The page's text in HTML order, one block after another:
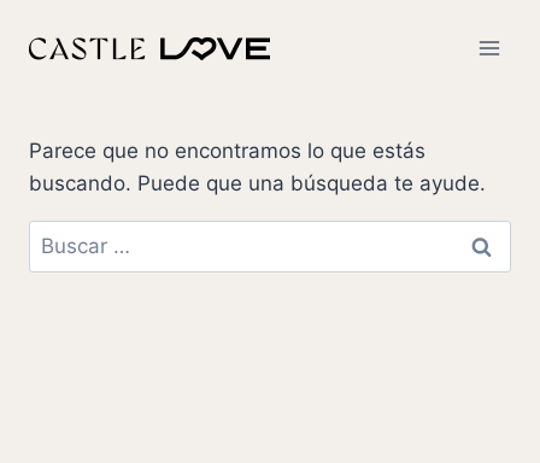
Parece que no encontramos lo que estás
buscando. Puede que una búsqueda te ayude.